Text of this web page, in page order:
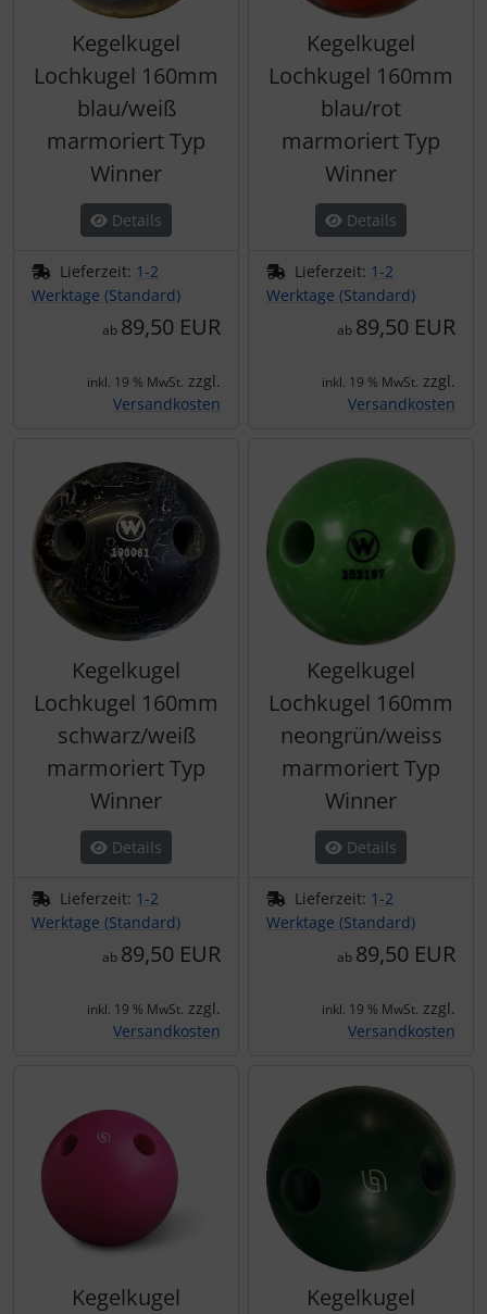
Kegelkugel
Lochkugel 160mm
blau/weiß
marmoriert Typ
Winner
Details
Lieferzeit: 1-2
Werktage (Standard)
ab 89,50 EUR
inkl. 19 % MwSt. zzgl.
Versandkosten
Kegelkugel
Lochkugel 160mm
blau/rot
marmoriert Typ
Winner
Details
Lieferzeit: 1-2
Werktage (Standard)
ab 89,50 EUR
inkl. 19 % MwSt. zzgl.
Versandkosten
Kegelkugel
Lochkugel 160mm
schwarz/weiß
marmoriert Typ
Winner
Details
Lieferzeit: 1-2
Werktage (Standard)
ab 89,50 EUR
inkl. 19 % MwSt. zzgl.
Versandkosten
Kegelkugel
Lochkugel 160mm
neongrün/weiss
marmoriert Typ
Winner
Details
Lieferzeit: 1-2
Werktage (Standard)
ab 89,50 EUR
inkl. 19 % MwSt. zzgl.
Versandkosten
Kegelkugel
Kegelkugel